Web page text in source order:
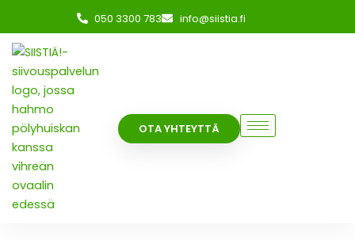
content
050 3300 783 info@siistia.fi
OTA YHTEYTTÄ